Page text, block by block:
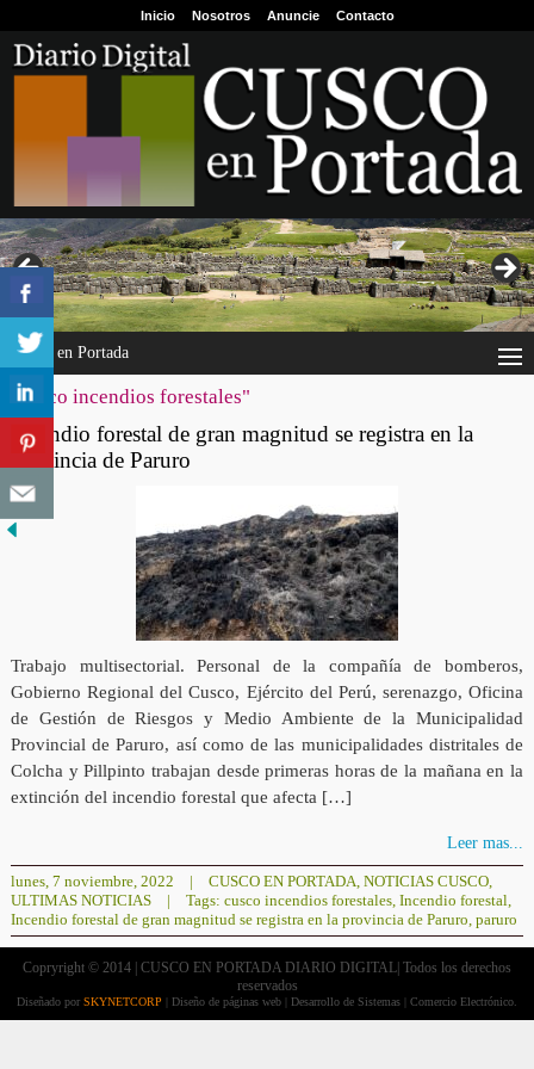
Inicio Nosotros Anuncie Contacto
Cusco en Portada
"cusco incendios forestales"
Incendio forestal de gran magnitud se registra en la
provincia de Paruro
Trabajo multisectorial. Personal de la compañía de bomberos,
Gobierno Regional del Cusco, Ejército del Perú, serenazgo, Oficina
de Gestión de Riesgos y Medio Ambiente de la Municipalidad
Provincial de Paruro, así como de las municipalidades distritales de
Colcha y Pillpinto trabajan desde primeras horas de la mañana en la
extinción del incendio forestal que afecta […]
Leer mas...
lunes, 7 noviembre, 2022 | CUSCO EN PORTADA, NOTICIAS CUSCO,
ULTIMAS NOTICIAS
| Tags: cusco incendios forestales, Incendio forestal,
Incendio forestal de gran magnitud se registra en la provincia de Paruro, paruro
Copryright © 2014 | CUSCO EN PORTADA DIARIO DIGITAL| Todos los derechos
reservados
Diseñado por SKYNETCORP | Diseño de páginas web | Desarrollo de Sistemas | Comercio Electrónico.